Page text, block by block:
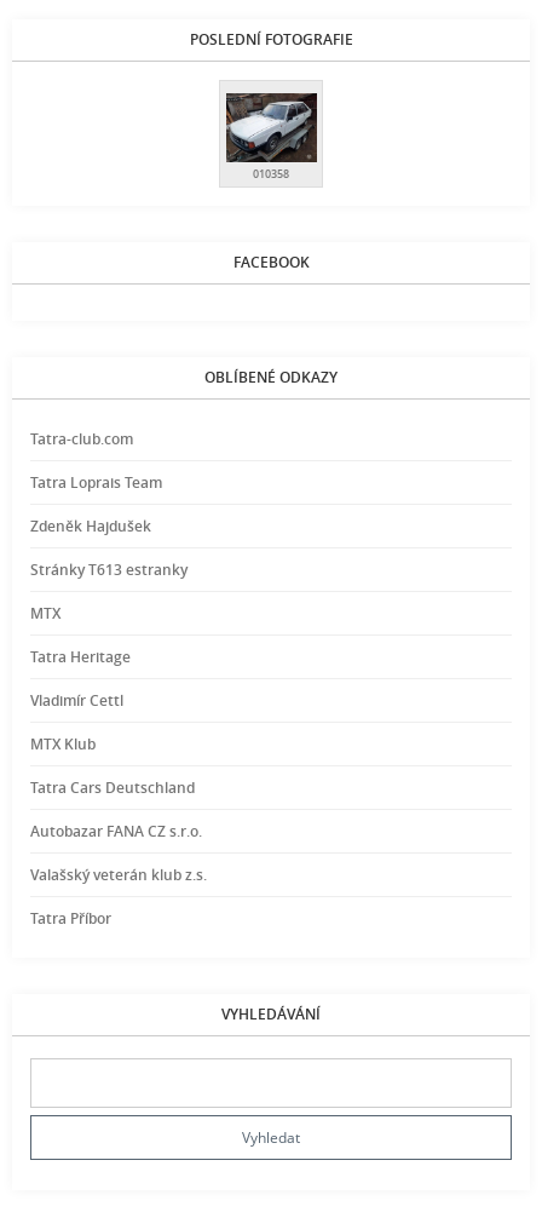
POSLEDNÍ FOTOGRAFIE
010358
FACEBOOK
OBLÍBENÉ ODKAZY
Tatra-club.com
Tatra Loprais Team
Zdeněk Hajdušek
Stránky T613 estranky
MTX
Tatra Heritage
Vladimír Cettl
MTX Klub
Tatra Cars Deutschland
Autobazar FANA CZ s.r.o.
Valašský veterán klub z.s.
Tatra Příbor
VYHLEDÁVÁNÍ